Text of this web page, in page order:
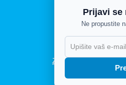
Kontakt
Politika
Politika
Zahtjev za pristup
Prijavi se
Ne propustite